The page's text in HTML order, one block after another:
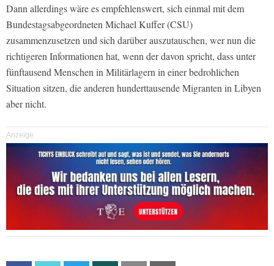
Dann allerdings wäre es empfehlenswert, sich einmal mit dem
Bundestagsabgeordneten Michael Kuffer (CSU)
zusammenzusetzen und sich darüber auszutauschen, wer nun die
richtigeren Informationen hat, wenn der davon spricht, dass unter
fünftausend Menschen in Militärlagern in einer bedrohlichen
Situation sitzen, die anderen hunderttausende Migranten in Libyen
aber nicht.
Anzeige